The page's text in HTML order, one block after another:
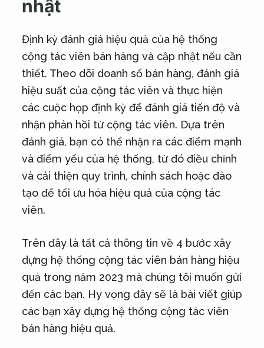
nhật
Định kỳ đánh giá hiệu quả của hệ thống
cộng tác viên bán hàng và cập nhật nếu cần
thiết. Theo dõi doanh số bán hàng, đánh giá
hiệu suất của cộng tác viên và thực hiện
các cuộc họp định kỳ để đánh giá tiến độ và
nhận phản hồi từ cộng tác viên. Dựa trên
đánh giá, bạn có thể nhận ra các điểm mạnh
và điểm yếu của hệ thống, từ đó điều chỉnh
và cải thiện quy trình, chính sách hoặc đào
tạo để tối ưu hóa hiệu quả của cộng tác
viên.
Trên đây là tất cả thông tin về 4 bước xây
dựng hệ thống cộng tác viên bán hàng hiệu
quả trong năm 2023 mà chúng tôi muốn gửi
đến các bạn. Hy vọng đây sẽ là bài viết giúp
các bạn xây dựng hệ thống cộng tác viên
bán hàng hiệu quả.